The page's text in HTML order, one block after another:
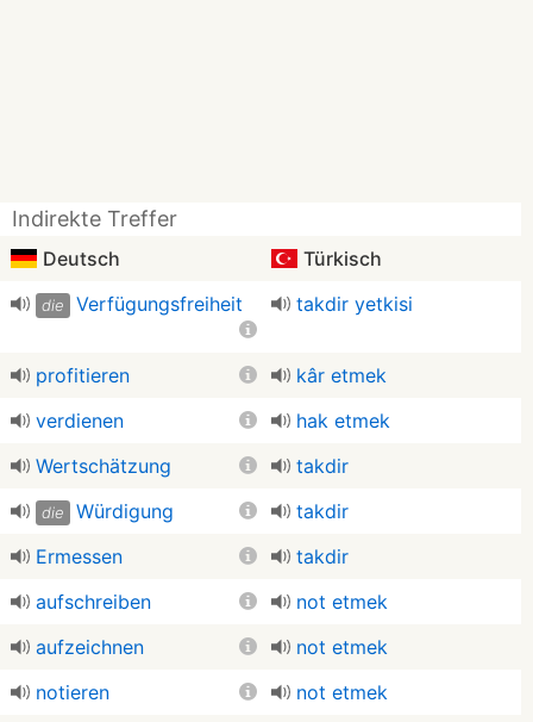
Indirekte Treffer
Deutsch Türkisch
die Verfügungsfreiheit takdir yetkisi
profitieren
kâr etmek
verdienen
hak etmek
Wertschätzung
takdir
die Würdigung
takdir
Ermessen
takdir
aufschreiben
not etmek
aufzeichnen
not etmek
notieren
not etmek